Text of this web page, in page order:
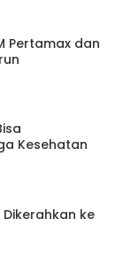
Pertamax dan
Kesehatan
ke